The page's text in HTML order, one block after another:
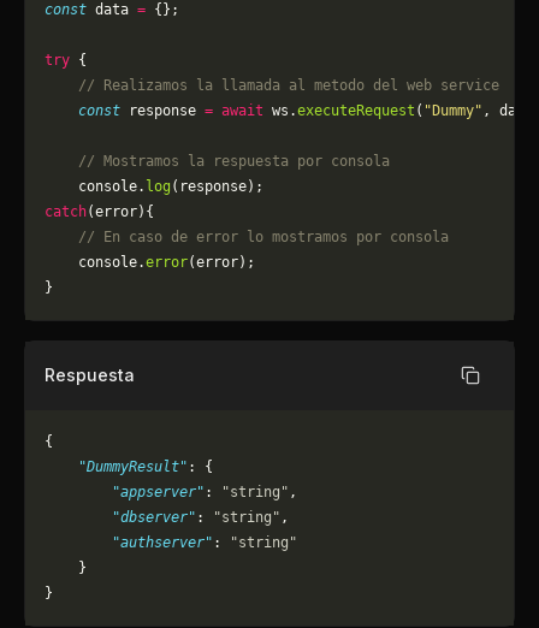
const data = {};
try {
    // Realizamos la llamada al metodo del web service
    const
response = await ws.executeRequest ( "Dummy" ,
    // Mostramos la respuesta por consola
    console.
log (response);
catch(error){
    // En caso de error lo mostramos por consola
	console.
error(error);
}
Respuesta Copiar
{
    "DummyResult"
: {
        "appserver"
: "string" ,
        "dbserver"
: "string" ,
        "authserver"
:
"string"
    }
}